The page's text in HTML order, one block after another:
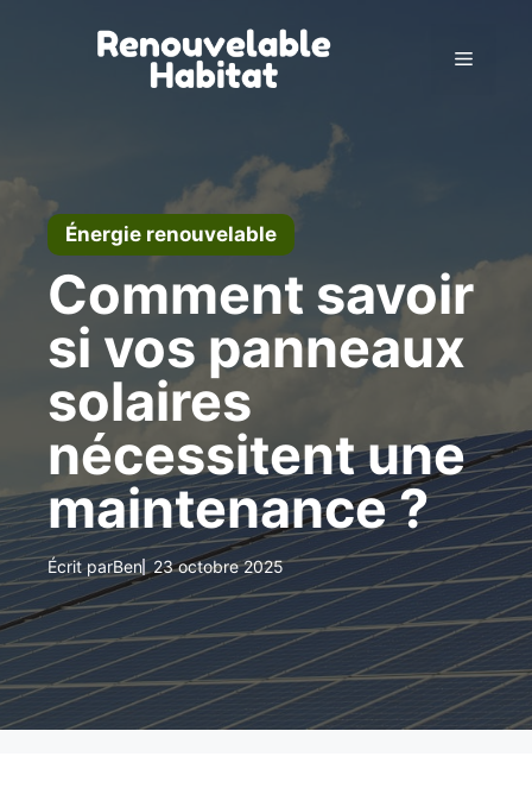
Menu
Énergie renouvelable
Comment savoir
si vos panneaux
solaires
nécessitent une
maintenance ?
Écrit parBen 23 octobre 2025